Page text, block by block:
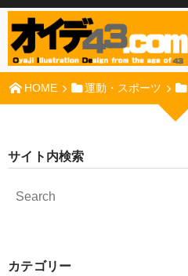
HOME 運動・スポーツ
サイト内検索
カテゴリー